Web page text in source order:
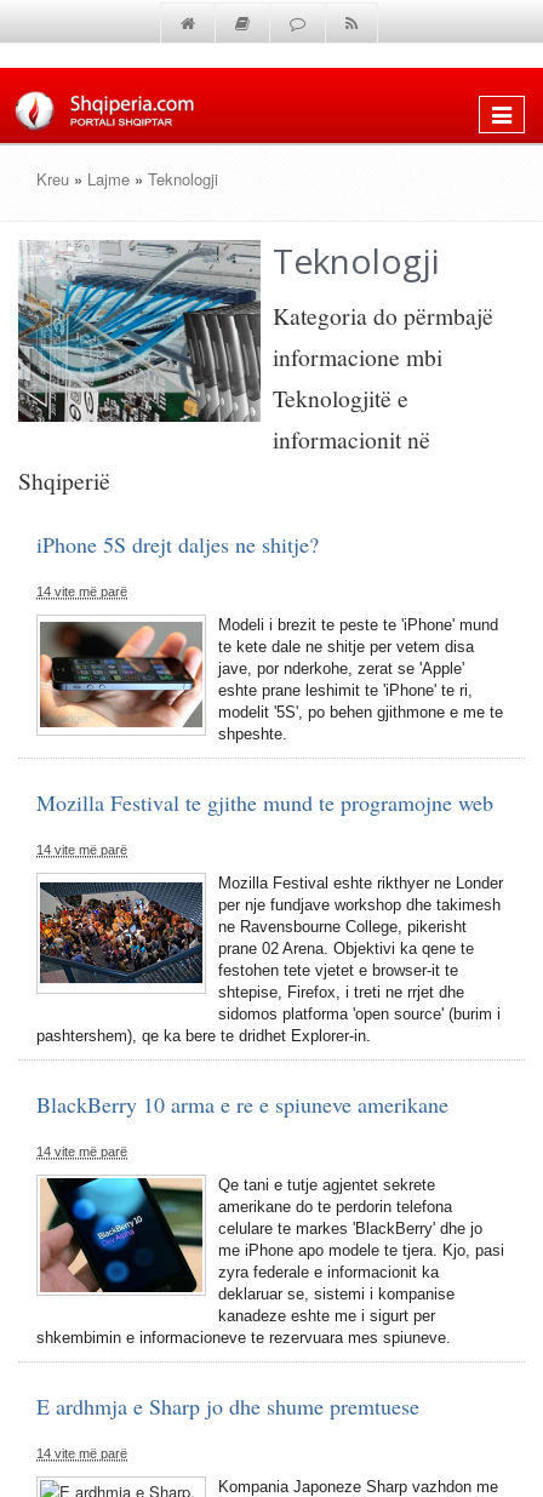
Shfaq
Kreu » Lajme » Teknologji
Teknologji
Kategoria do përmbajë
informacione mbi
Teknologjitë e
informacionit në
Shqiperië
iPhone 5S drejt daljes ne shitje?
14 vite më parë
Modeli i brezit te peste te 'iPhone' mund
te kete dale ne shitje per vetem disa
jave, por nderkohe, zerat se 'Apple'
eshte prane leshimit te 'iPhone' te ri,
modelit '5S', po behen gjithmone e me te
shpeshte.
Mozilla Festival te gjithe mund te programojne web
14 vite më parë
Mozilla Festival eshte rikthyer ne Londer
per nje fundjave workshop dhe takimesh
ne Ravensbourne College, pikerisht
prane 02 Arena. Objektivi ka qene te
festohen tete vjetet e browser-it te
shtepise, Firefox, i treti ne rrjet dhe
sidomos platforma 'open source' (burim i
pashtershem), qe ka bere te dridhet Explorer-in.
BlackBerry 10 arma e re e spiuneve amerikane
14 vite më parë
Qe tani e tutje agjentet sekrete
amerikane do te perdorin telefona
celulare te markes 'BlackBerry' dhe jo
me iPhone apo modele te tjera. Kjo, pasi
zyra federale e informacionit ka
deklaruar se, sistemi i kompanise
kanadeze eshte me i sigurt per
shkembimin e informacioneve te rezervuara mes spiuneve.
E ardhmja e Sharp jo dhe shume premtuese
14 vite më parë
Kompania Japoneze Sharp vazhdon me